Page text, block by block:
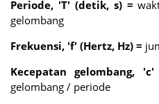
Periode, 'T' (detik, s) =
gelombang
Frekuensi, 'f' (Hertz, Hz) =
Kecepatan gelombang,
gelombang / periode